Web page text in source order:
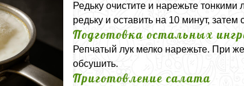
Редьку очистите и нарежьте
редьку и оставить на 10 минут,
Подготовка остальных
Репчатый лук мелко нарежьте. При
обсушить.
Приготовление салата